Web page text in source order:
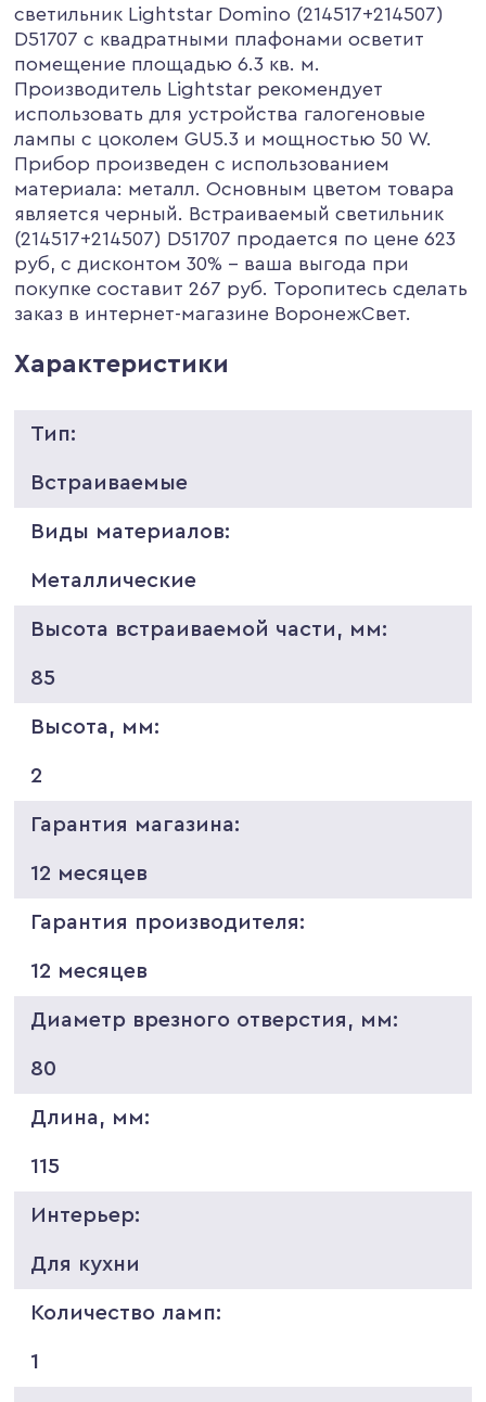
светильник Lightstar Domino (214517+214507)
D51707 с квадратными плафонами осветит
помещение площадью 6.3 кв. м.
Производитель Lightstar рекомендует
использовать для устройства галогеновые
лампы с цоколем GU5.3 и мощностью 50 W.
Прибор произведен с использованием
материала: металл. Основным цветом товара
является черный. Встраиваемый светильник
(214517+214507) D51707 продается по цене 623
руб, с дисконтом 30% - ваша выгода при
покупке составит 267 руб. Торопитесь сделать
заказ в интернет-магазине ВоронежСвет.
Характеристики
Тип:
Встраиваемые
Виды материалов:
Металлические
Высота встраиваемой части, мм:
85
Высота, мм:
2
Гарантия магазина:
12 месяцев
Гарантия производителя:
12 месяцев
Диаметр врезного отверстия, мм:
80
Длина, мм:
115
Интерьер:
Для кухни
Количество ламп:
1